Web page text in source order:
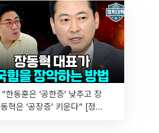
“한동훈은 ‘공한증’ 낮추고 장
동혁은 ‘공장증’ 키운다” [정치